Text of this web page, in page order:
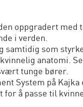
oppgradert med
i verden.
samtidig som
anatomi.
tunge bører.
System på
å passe til